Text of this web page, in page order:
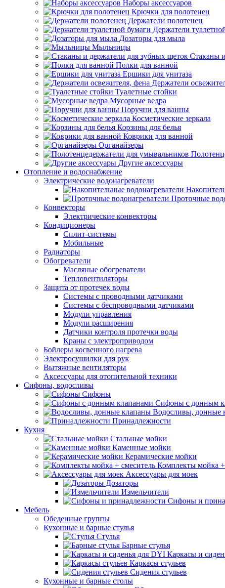
Наборы аксессуаров
Крючки для полотенец
Держатели полотенец
Держатели
Дозаторы для мыла
Мыльницы
Стаканы
Полки для ванной
Ершики для унитаза
Держатели
Туалетные стойки
Мусорные ведра
Поручни для ванны
Косметические зеркала
Корзины для белья
Коврики для ванной
Органайзеры
Другие аксессуары
Отопление и водоснабжение
Электрические водонагреватели
Проточные
Конвекторы
Электрические конвекторы
Кондиционеры
Сплит-системы
Мобильные
Радиаторы
Обогреватели
Масляные обогреватели
Тепловентиляторы
Защита от протечек воды
Системы с проводными датчиками
Системы с беспроводными датчиками
Модули управления
Модули расширения
Датчики контроля протечки воды
Краны с электроприводом
Бойлеры косвенного нагрева
Электросушилки для рук
Вытяжные вентиляторы
Аксессуары для отопительной техники
Сифоны, водосливы
Сифоны
Сифоны с донным
Водосливы, донные
Принадлежности
Кухня
Стальные мойки
Каменные мойки
Керамические мойки
Комплекты мойка +
Аксессуары для моек
Дозаторы
Измельчители
Сифоны и
Мебель
Обеденные группы
Кухонные и барные стулья
Стулья
Барные стулья
Каркасы и
Каркасы стульев
Сидения стульев
Кухонные и барные столы